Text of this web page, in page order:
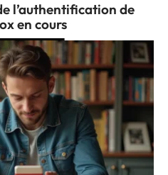
l’authentification de
en cours